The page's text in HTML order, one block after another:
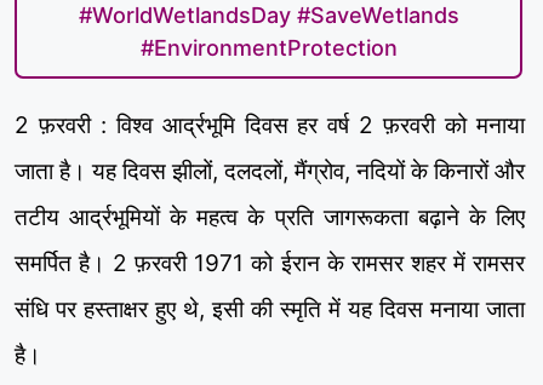
#WorldWetlandsDay #SaveWetlands
#EnvironmentProtection
2 फ़रवरी : विश्व आर्द्रभूमि दिवस हर वर्ष 2 फ़रवरी को मनाया
जाता है। यह दिवस झीलों, दलदलों, मैंग्रोव, नदियों के किनारों और
तटीय आर्द्रभूमियों के महत्व के प्रति जागरूकता बढ़ाने के लिए
समर्पित है। 2 फ़रवरी 1971 को ईरान के रामसर शहर में रामसर
संधि पर हस्ताक्षर हुए थे, इसी की स्मृति में यह दिवस मनाया जाता
है।